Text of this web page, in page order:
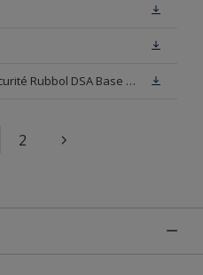
Fiche de données de sécurité Rubbol DSA Base W05
2